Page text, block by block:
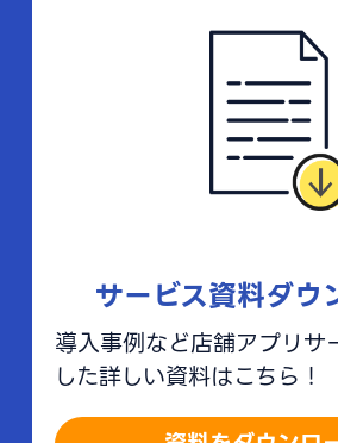
サービス資料ダウ
導入事例など店舗アプリサ
した詳しい資料はこちら！